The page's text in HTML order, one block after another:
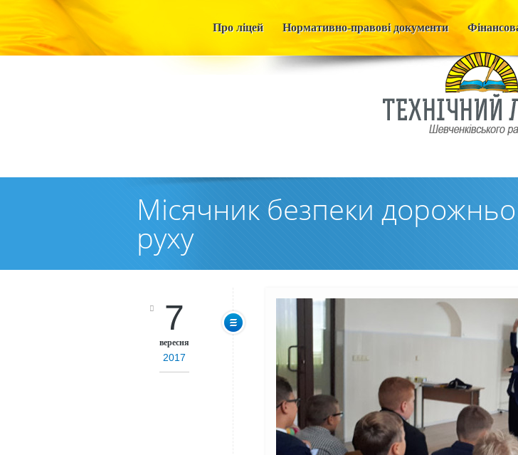
Про ліцей Нормативно-правові документи
Місячник безпеки
руху
7
вересня
2017